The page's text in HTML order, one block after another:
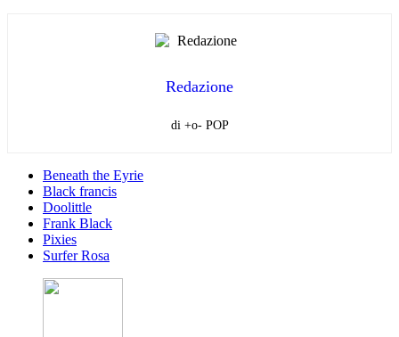
Redazione
di +o- POP
Beneath the Eyrie
Black francis
Doolittle
Frank Black
Pixies
Surfer Rosa